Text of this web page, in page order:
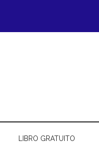
LIBRO GRATUITO